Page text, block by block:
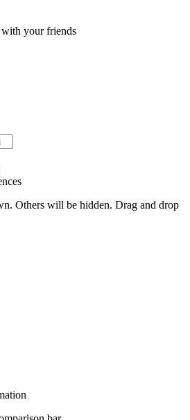
with your friends
Others will be hidden. Drag and drop